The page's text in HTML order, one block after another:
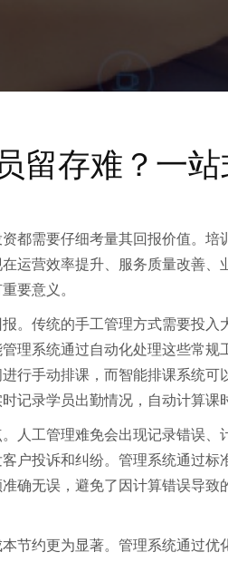
留存难？一
都需要仔细考量其回报价值。
运营效率提升、服务质量改善
要意义。
。传统的手工管理方式需要投
理系统通过自动化处理这些常
行手动排课，而智能排课系统可
记录学员出勤情况，自动计算课
人工管理难免会出现记录错误
户投诉和纠纷。管理系统通过
确无误，避免了因计算错误导
节约更为显著。管理系统通过